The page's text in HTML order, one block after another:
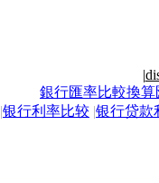
|
銀行匯率比較換算
|银行利率比较 |银行贷款